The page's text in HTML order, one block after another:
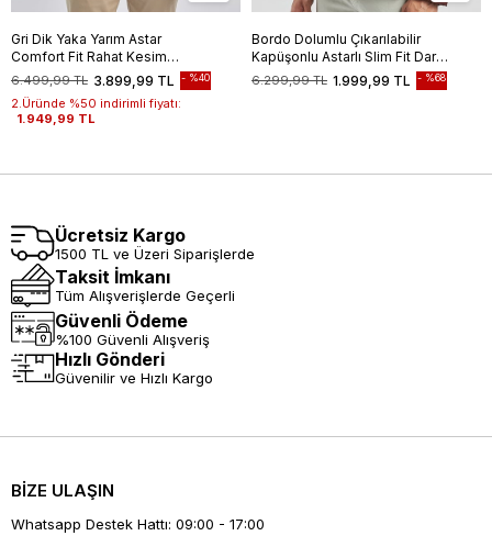
Gri Dik Yaka Yarım Astar
Comfort Fit Rahat Kesim
Casual Mont 1007240150
3.899,99 TL
6.499,99 TL %40
2.Üründe %50 indirimli fiyatı:
1.949,99 TL
Bordo Dolumlu Çıkarılabilir
Kapüşonlu Astarlı Slim Fit Dar
Kesim Casual Mont
1007245151
1.999,99 TL
6.299,99 TL %68
Ücretsiz Kargo
1500 TL ve Üzeri Siparişlerde
Taksit İmkanı
Tüm Alışverişlerde Geçerli
Güvenli Ödeme
%100 Güvenli Alışveriş
Hızlı Gönderi
Güvenilir ve Hızlı Kargo
BİZE ULAŞIN
Whatsapp Destek Hattı: 09:00 - 17:00